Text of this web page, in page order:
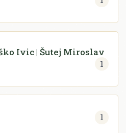
Ivic | Šutej Miroslav
1
1